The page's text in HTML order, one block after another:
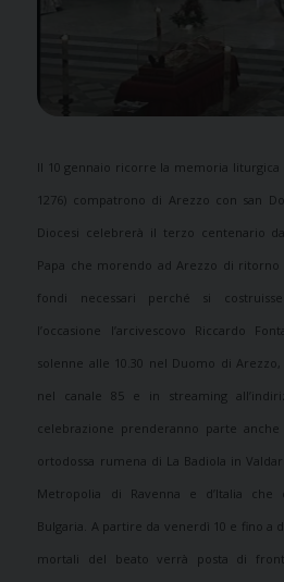
Il 10 gennaio ricorre la memoria liturgica
1276) compatrono di Arezzo con san
Diocesi celebrerà il terzo centenario
Papa che morendo ad Arezzo di
fondi necessari perché si
l’occasione l’arcivescovo Riccardo
solenne alle 10.30 nel Duomo di
nel canale 85 e in streaming
celebrazione prenderanno parte
ortodossa rumena di La Badiola in
Metropolia di Ravenna e d’Italia
Bulgaria. A partire da venerdì 10 e fino a
mortali del beato verrà posta di